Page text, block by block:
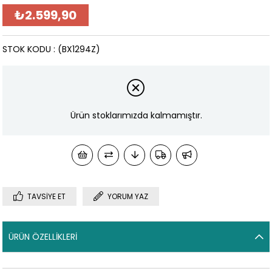
₺2.599,90
(BX1294Z)
STOK KODU
Ürün stoklarımızda kalmamıştır.
TAVSIYE ET YORUM YAZ
ÜRÜN ÖZELLIKLERI